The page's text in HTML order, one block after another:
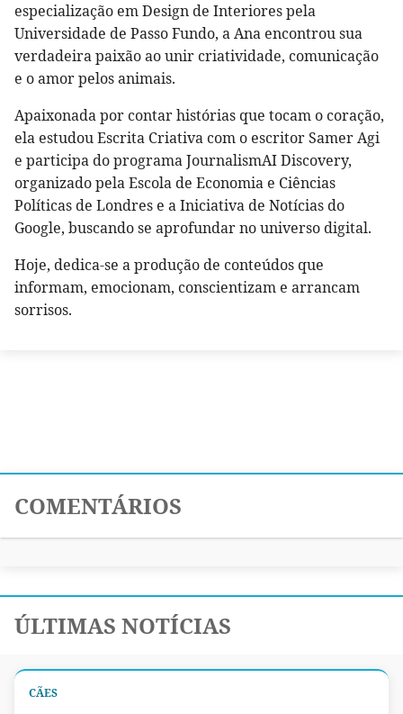
especialização em Design de Interiores pela
Universidade de Passo Fundo, a Ana encontrou sua
verdadeira paixão ao unir criatividade, comunicação
e o amor pelos animais.
Apaixonada por contar histórias que tocam o coração,
ela estudou Escrita Criativa com o escritor Samer Agi
e participa do programa JournalismAI Discovery,
organizado pela Escola de Economia e Ciências
Políticas de Londres e a Iniciativa de Notícias do
Google, buscando se aprofundar no universo digital.
Hoje, dedica-se a produção de conteúdos que
informam, emocionam, conscientizam e arrancam
sorrisos.
COMENTÁRIOS
ÚLTIMAS NOTÍCIAS
CÃES